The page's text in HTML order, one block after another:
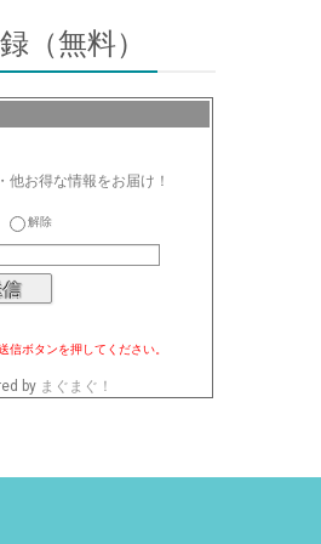
（無料）
他お得な情報をお届け！
解除
ボタンを押してください。
by まぐまぐ！